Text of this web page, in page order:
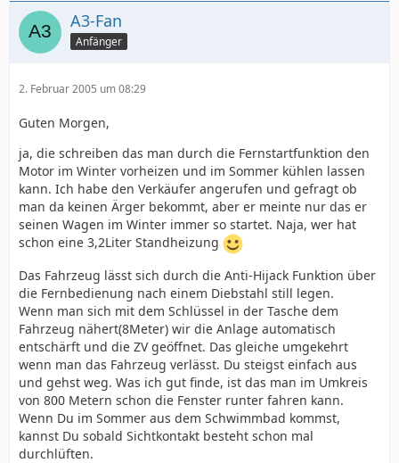
A3-Fan
Anfänger
2. Februar 2005 um 08:29
Guten Morgen,
ja, die schreiben das man durch die Fernstartfunktion den
Motor im Winter vorheizen und im Sommer kühlen lassen
kann. Ich habe den Verkäufer angerufen und gefragt ob
man da keinen Ärger bekommt, aber er meinte nur das er
seinen Wagen im Winter immer so startet. Naja, wer hat
schon eine 3,2Liter Standheizung
Das Fahrzeug lässt sich durch die Anti-Hijack Funktion über
die Fernbedienung nach einem Diebstahl still legen.
Wenn man sich mit dem Schlüssel in der Tasche dem
Fahrzeug nähert(8Meter) wir die Anlage automatisch
entschärft und die ZV geöffnet. Das gleiche umgekehrt
wenn man das Fahrzeug verlässt. Du steigst einfach aus
und gehst weg. Was ich gut finde, ist das man im Umkreis
von 800 Metern schon die Fenster runter fahren kann.
Wenn Du im Sommer aus dem Schwimmbad kommst,
kannst Du sobald Sichtkontakt besteht schon mal
durchlüften.